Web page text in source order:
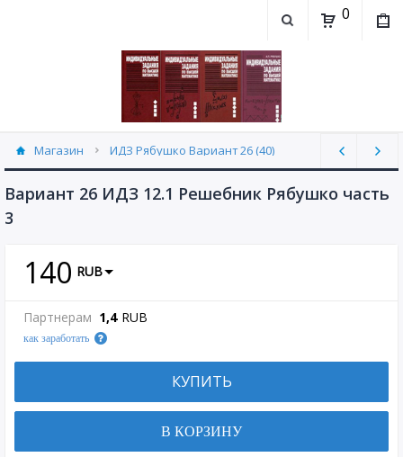
0
Магазин ИДЗ Рябушко Вариант 26 (40)
Вариант 26 ИДЗ 12.1 Решебник Рябушко часть
3
140 RUB
Партнерам 1,4 RUB
как заработать
КУПИТЬ
В КОРЗИНУ